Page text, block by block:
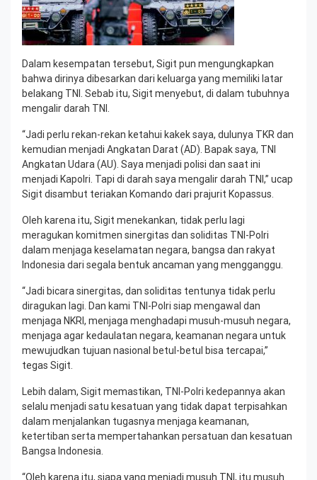
Dalam kesempatan tersebut, Sigit pun mengungkapkan
bahwa dirinya dibesarkan dari keluarga yang memiliki latar
belakang TNI. Sebab itu, Sigit menyebut, di dalam tubuhnya
mengalir darah TNI.
“Jadi perlu rekan-rekan ketahui kakek saya, dulunya TKR dan
kemudian menjadi Angkatan Darat (AD). Bapak saya, TNI
Angkatan Udara (AU). Saya menjadi polisi dan saat ini
menjadi Kapolri. Tapi di darah saya mengalir darah TNI,” ucap
Sigit disambut teriakan Komando dari prajurit Kopassus.
Oleh karena itu, Sigit menekankan, tidak perlu lagi
meragukan komitmen sinergitas dan soliditas TNI-Polri
dalam menjaga keselamatan negara, bangsa dan rakyat
Indonesia dari segala bentuk ancaman yang mengganggu.
“Jadi bicara sinergitas, dan soliditas tentunya tidak perlu
diragukan lagi. Dan kami TNI-Polri siap mengawal dan
menjaga NKRI, menjaga menghadapi musuh-musuh negara,
menjaga agar kedaulatan negara, keamanan negara untuk
mewujudkan tujuan nasional betul-betul bisa tercapai,”
tegas Sigit.
Lebih dalam, Sigit memastikan, TNI-Polri kedepannya akan
selalu menjadi satu kesatuan yang tidak dapat terpisahkan
dalam menjalankan tugasnya menjaga keamanan,
ketertiban serta mempertahankan persatuan dan kesatuan
Bangsa Indonesia.
“Oleh karena itu, siapa yang menjadi musuh TNI, itu musuh